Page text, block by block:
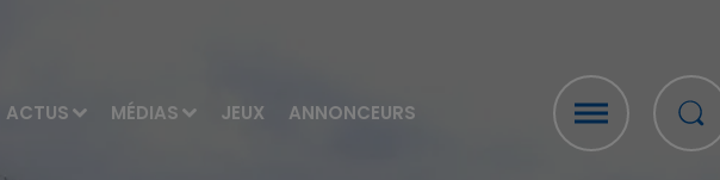
ACTUS MÉDIAS JEUX ANNONCEURS